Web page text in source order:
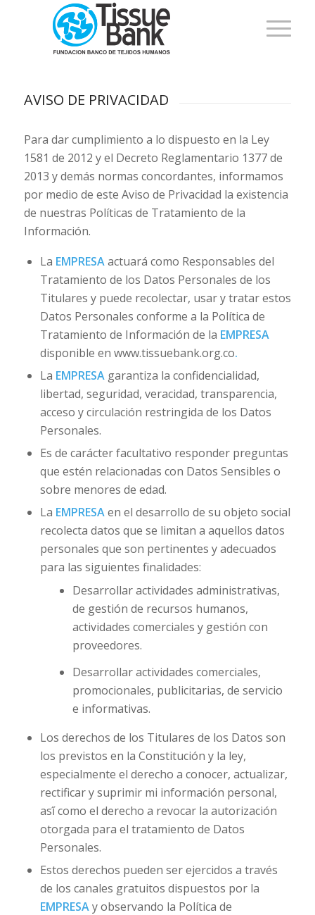
AVISO DE PRIVACIDAD
Para dar cumplimiento a lo dispuesto en la Ley
1581 de 2012 y el Decreto Reglamentario 1377 de
2013 y demás normas concordantes, informamos
por medio de este Aviso de Privacidad la existencia
de nuestras Políticas de Tratamiento de la
Información.
La EMPRESAactuará como Responsables del
Tratamiento de los Datos Personales de los
Titulares y puede recolectar, usar y tratar estos
Datos Personales conforme a la Política de
Tratamiento de Información de la EMPRESA
disponible en www.tissuebank.org.co.
La EMPRESAgarantiza la confidencialidad,
libertad, seguridad, veracidad, transparencia,
acceso y circulación restringida de los Datos
Personales.
Es de carácter facultativo responder preguntas
que estén relacionadas con Datos Sensibles o
sobre menores de edad.
La EMPRESAen el desarrollo de su objeto social
recolecta datos que se limitan a aquellos datos
personales que son pertinentes y adecuados
para las siguientes finalidades:
Desarrollar actividades administrativas,
de gestión de recursos humanos,
actividades comerciales y gestión con
proveedores.
Desarrollar actividades comerciales,
promocionales, publicitarias, de servicio
e informativas.
Los derechos de los Titulares de los Datos son
los previstos en la Constitución y la ley,
especialmente el derecho a conocer, actualizar,
rectificar y suprimir mi información personal,
así́ como el derecho a revocar la autorización
otorgada para el tratamiento de Datos
Personales.
Estos derechos pueden ser ejercidos a través
de los canales gratuitos dispuestos por la
EMPRESAy observando la Política de